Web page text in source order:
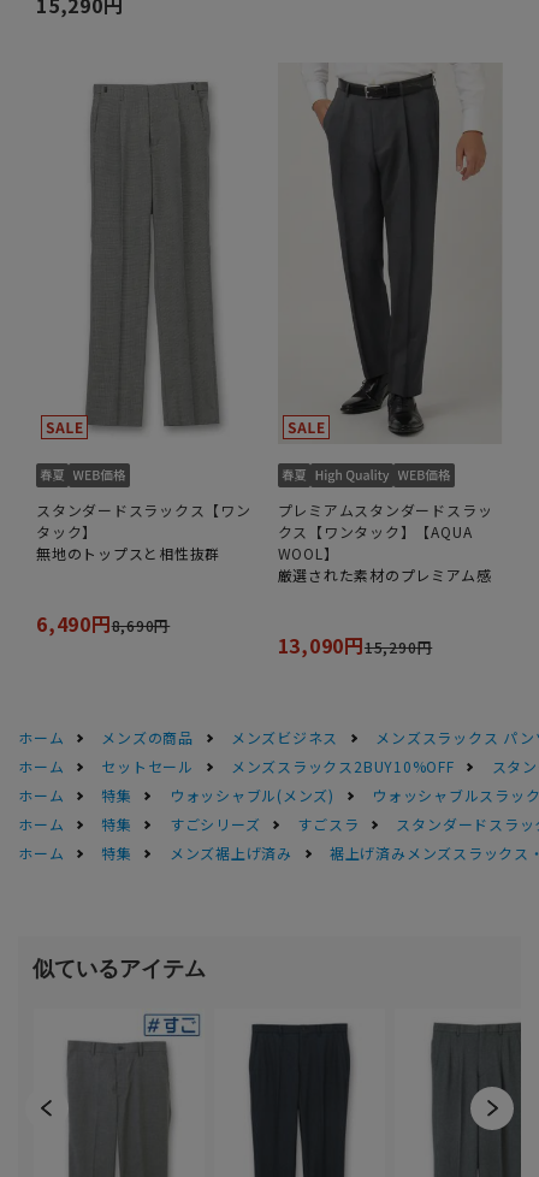
スタンダードスラックス【ワン
タック】
無地のトップスと相性抜群
6,490円8,690円
プレミアムスタンダードスラッ
クス【ワンタック】【AQUA
WOOL】
厳選された素材のプレミアム感
13,090円15,290円
ホーム メンズの商品 メンズビジネス
メンズスラックス パン
ホーム
セットセール メンズスラックス2BUY10%OFF
スタ
ホーム
特集 ウォッシャブル(メンズ)
ウォッシャブルスラッ
ホーム
特集 すごシリーズ すごスラ
スタンダードスラ
ホーム
特集 メンズ裾上げ済み 裾上げ済みメンズスラックス